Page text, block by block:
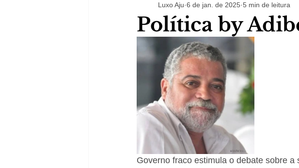
Política by
Luxo Aju 6 de jan. de 2025 5 min de leitura
Governo fraco estimula o debate sobre a